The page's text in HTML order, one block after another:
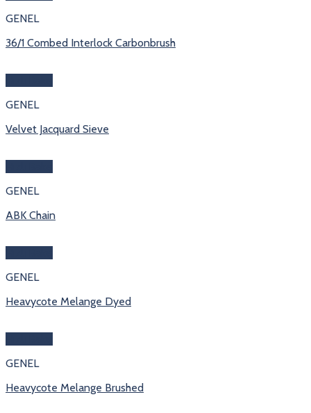
GENEL
36/1 Combed Interlock Carbonbrush
GENEL
Velvet Jacquard Sieve
GENEL
ABK Chain
GENEL
Heavycote Melange Dyed
GENEL
Heavycote Melange Brushed